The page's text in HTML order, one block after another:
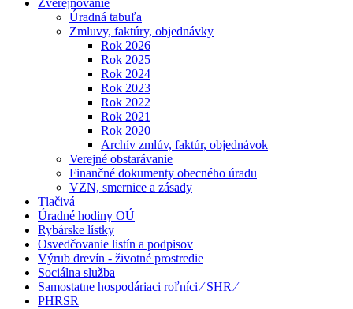
Zverejňovanie
Úradná tabuľa
Zmluvy, faktúry, objednávky
Rok 2026
Rok 2025
Rok 2024
Rok 2023
Rok 2022
Rok 2021
Rok 2020
Archív zmlúv, faktúr, objednávok
Verejné obstarávanie
Finančné dokumenty obecného úradu
VZN, smernice a zásady
Tlačivá
Úradné hodiny OÚ
Rybárske lístky
Osvedčovanie listín a podpisov
Výrub drevín - životné prostredie
Sociálna služba
Samostatne hospodáriaci roľníci ⁄ SHR ⁄
PHRSR